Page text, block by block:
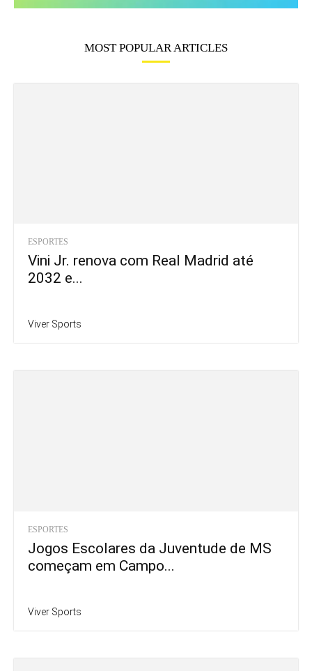
MOST POPULAR ARTICLES
ESPORTES
Vini Jr. renova com Real Madrid até
2032 e...
Viver Sports
ESPORTES
Jogos Escolares da Juventude de MS
começam em Campo...
Viver Sports